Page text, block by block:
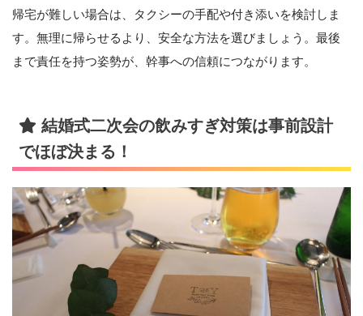
帰宅が難しい場合は、タクシーの手配や付き添いを検討しま
す。無理に帰らせるより、安全な方法を選びましょう。最後
まで責任を持つ姿勢が、幹事への信頼につながります。
結婚式二次会の飲みすぎ対策は事前設計
でほぼ決まる！